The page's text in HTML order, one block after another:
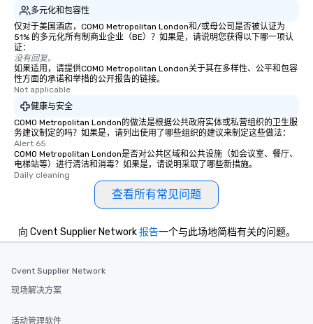
多元化和包容性
仅对于美国酒店，COMO Metropolitan London和/或母公司是否被认证为
51% 的多元化所有制商业企业（BE）？如果是，请说明您获得以下哪一项认
证：
没有回复。
如果适用，请提供COMO Metropolitan London关于其在多样性、公平和包容
性方面的承诺和举措的公开报告的链接。
Not applicable
健康与安全
COMO Metropolitan London的做法是根据公共政府实体或私营组织的卫生服
务建议制定的吗？如果是，请列出使用了哪些组织的建议来制定这些做法：
Alert 65
COMO Metropolitan London是否对公共区域和公共设施（如会议室、餐厅、
电梯站等）进行清洁和消毒？如果是，请说明采取了哪些新措施。
Daily cleaning
查看所有常见问题
向 Cvent Supplier Network报告一个与此场地简档有关的问题。
Cvent Supplier Network
现场解决方案
活动管理软件